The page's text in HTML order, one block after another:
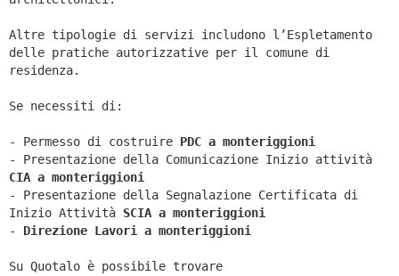
Altre tipologie di servizi includono l’Espletamento
delle pratiche autorizzative per il comune di
residenza.
Se necessiti di:
- Permesso di costruire PDC a monteriggioni
- Presentazione della Comunicazione Inizio attività
CIA a monteriggioni
- Presentazione della Segnalazione Certificata di
Inizio Attività SCIA a monteriggioni
- Direzione Lavori a monteriggioni
Su Quotalo è possibile trovare